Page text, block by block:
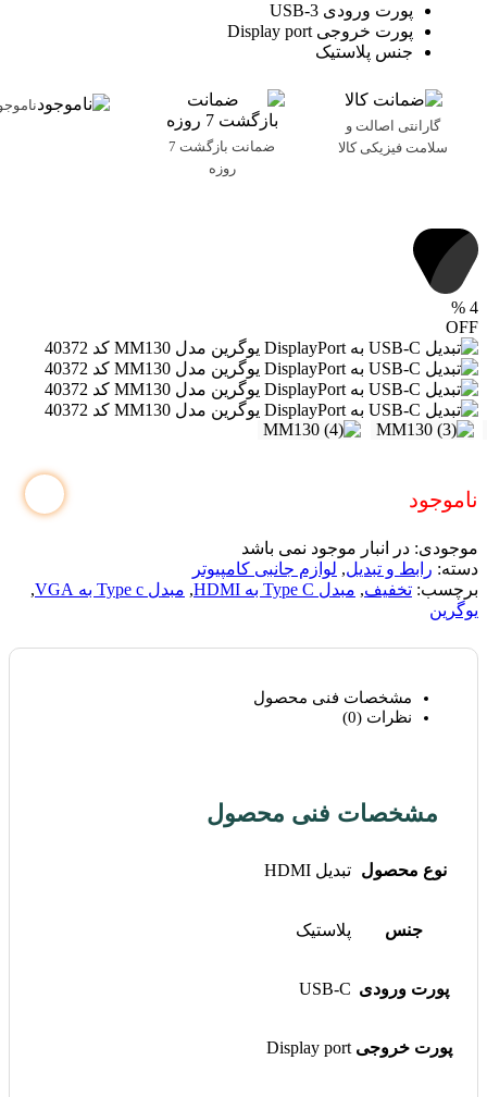
پورت ورودی USB-3
پورت خروجی Display port
جنس پلاستیک
گارانتی اصالت و
سلامت فیزیکی کالا
ضمانت بازگشت 7
روزه
4
%
OFF
ناموجود
موجودی: در انبار موجود نمی باشد
دسته: رابط و تبدیل, لوازم جانبی کامپیوتر
برچسب: تخفیف, مبدل Type C به HDMI , مبدل Type c به VGA
,
یوگرین
مشخصات فنی محصول
نظرات (0)
مشخصات فنی محصول
نوع محصول تبدیل HDMI
جنس پلاستیک
پورت ورودی USB-C
پورت خروجی Display port